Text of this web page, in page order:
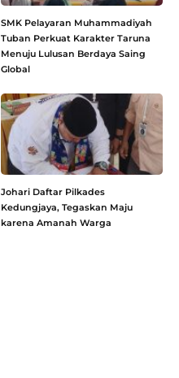
SMK Pelayaran Muhammadiyah
Tuban Perkuat Karakter Taruna
Menuju Lulusan Berdaya Saing
Global
Johari Daftar Pilkades
Kedungjaya, Tegaskan Maju
karena Amanah Warga